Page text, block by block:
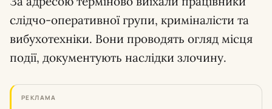
слідчо-оперативної групи, криміналісти та
вибухотехніки. Вони проводять огляд місця
події, документують наслідки злочину.
РЕКЛАМА